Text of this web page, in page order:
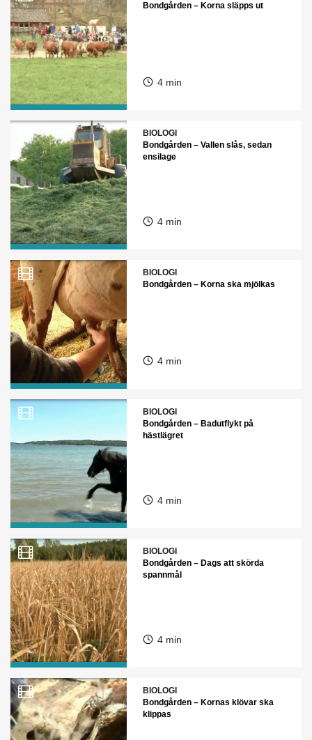
Bondgården – Korna släpps ut
4 min
BIOLOGI
Bondgården – Vallen slås, sedan
ensilage
4 min
BIOLOGI
Bondgården – Korna ska mjölkas
4 min
BIOLOGI
Bondgården – Badutflykt på
hästlägret
4 min
BIOLOGI
Bondgården – Dags att skörda
spannmål
4 min
BIOLOGI
Bondgården – Kornas klövar ska
klippas